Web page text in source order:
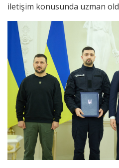
iletişim konusunda uzman